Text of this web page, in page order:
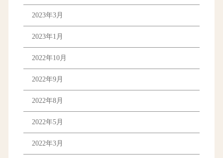
2023年3月
2023年1月
2022年10月
2022年9月
2022年8月
2022年5月
2022年3月